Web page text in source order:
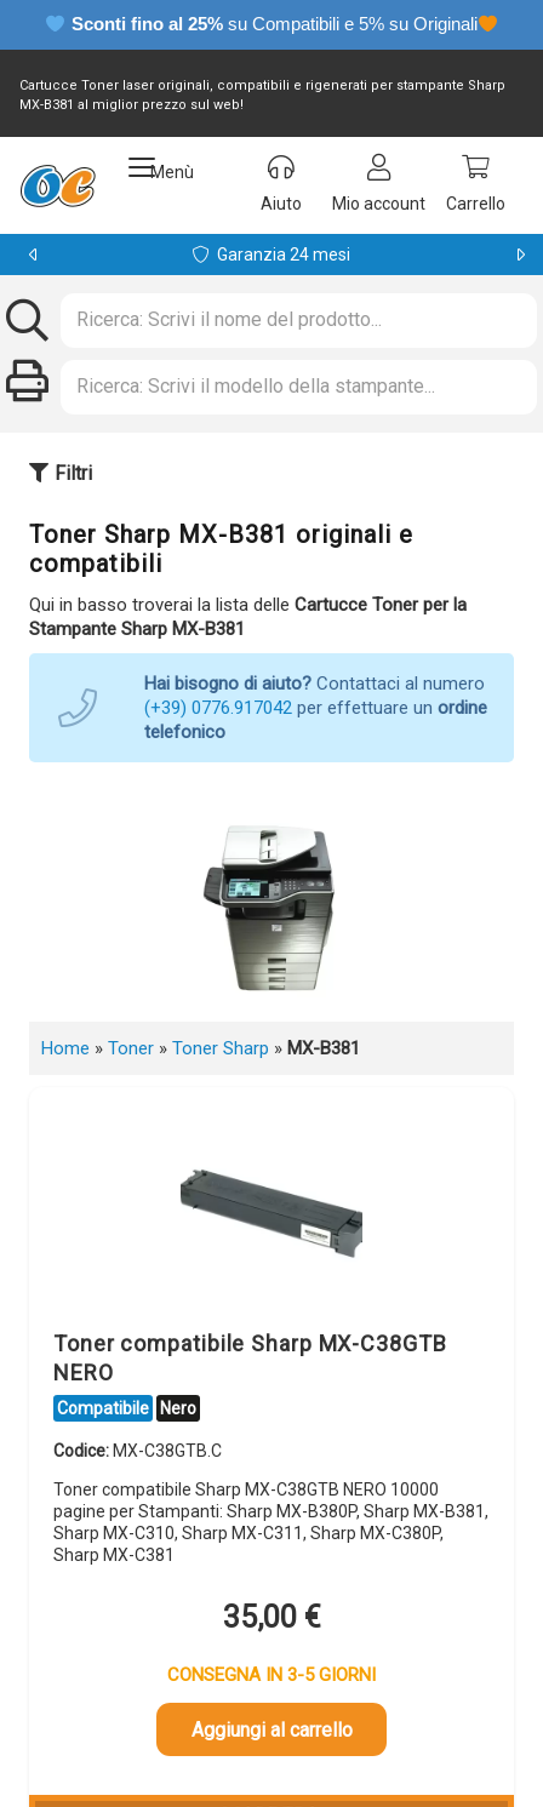
Sconti fino al 25% su Compatibili e 5% su Originali
Cartucce Toner laser originali, compatibili e rigenerati per stampante Sharp
MX-B381 al miglior prezzo sul web!
Menù
Aiuto
Mio account Carrello
Garanzia 24 mesi
Filtri
Toner Sharp MX-B381 originali e
compatibili
Qui in basso troverai la lista delle Cartucce Toner per la
Stampante Sharp MX-B381
Hai bisogno di aiuto? Contattaci al numero
(+39) 0776.917042 per effettuare un ordine
telefonico
Home » Toner » Toner Sharp » MX-B381
Toner compatibile Sharp MX-C38GTB
NERO
Compatibile Nero
Codice: MX-C38GTB.C
Toner compatibile Sharp MX-C38GTB NERO 10000
pagine per Stampanti: Sharp MX-B380P, Sharp MX-B381,
Sharp MX-C310, Sharp MX-C311, Sharp MX-C380P,
Sharp MX-C381
35,00 €
CONSEGNA IN 3-5 GIORNI
Aggiungi al carrello